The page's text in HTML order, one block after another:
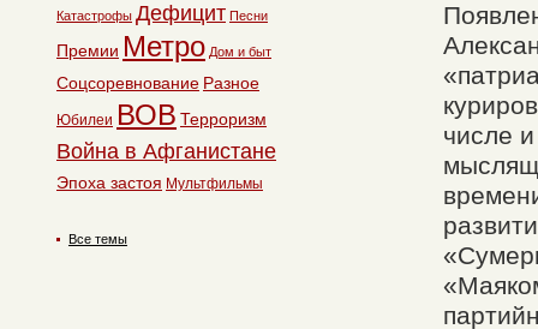
числе
Катастрофы Дефицит Песни
Премии Метро Дом и быт
Соцсоревнование Разное
Юбилеи ВОВ Терроризм
Война в Афганистане
Эпоха застоя Мультфильмы
Все темы